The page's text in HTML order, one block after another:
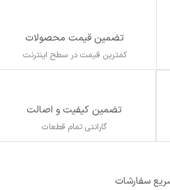
تضمین قیمت محصولات
کمترین قیمت در سطح اینترنت
تضمین کیفیت و اصالت
گارانتی تمام قطعات
سفارشات